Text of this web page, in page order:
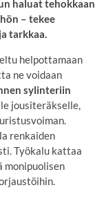
haluat tehokkaan
– tekee
tarkkaa.
helpottamaan
ne voidaan
sylinteriin
jousiteräkselle,
renkaiden
Työkalu kattaa
monipuolisen